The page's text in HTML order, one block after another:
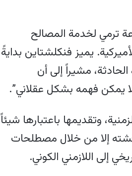
ترمي لخدمة المصالح
يميز فنكلشتاين بدايةً
مشيراً إلى أن
يمكن فهمه بشكل عقلاني”.
وتقديمها باعتبارها شيئاً
إلا من خلال مصطلحات
إلى اللازمني الكوني.